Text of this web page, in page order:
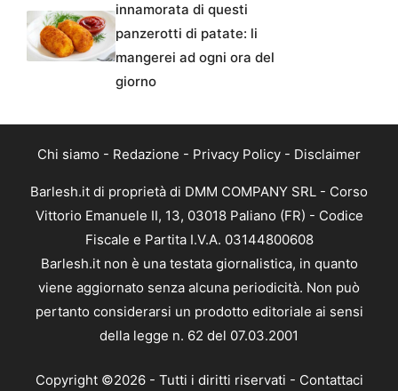
innamorata di questi
panzerotti di patate: li
mangerei ad ogni ora del
giorno
Chi siamo - Redazione - Privacy Policy - Disclaimer
Barlesh.it di proprietà di DMM COMPANY SRL - Corso
Vittorio Emanuele II, 13, 03018 Paliano (FR) - Codice
Fiscale e Partita I.V.A. 03144800608
Barlesh.it non è una testata giornalistica, in quanto
viene aggiornato senza alcuna periodicità. Non può
pertanto considerarsi un prodotto editoriale ai sensi
della legge n. 62 del 07.03.2001
Copyright ©2026 - Tutti i diritti riservati - Contattaci